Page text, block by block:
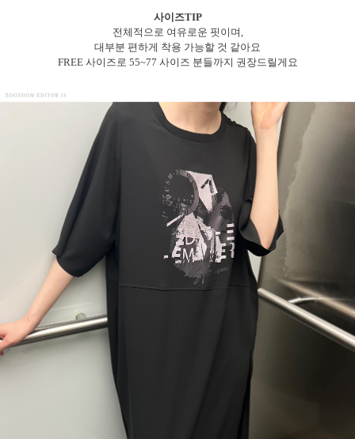
사이즈TIP
전체적으로 여유로운 핏이며,
대부분 편하게 착용 가능할 것 같아요
FREE 사이즈로 55~77 사이즈 분들까지 권장드릴게요